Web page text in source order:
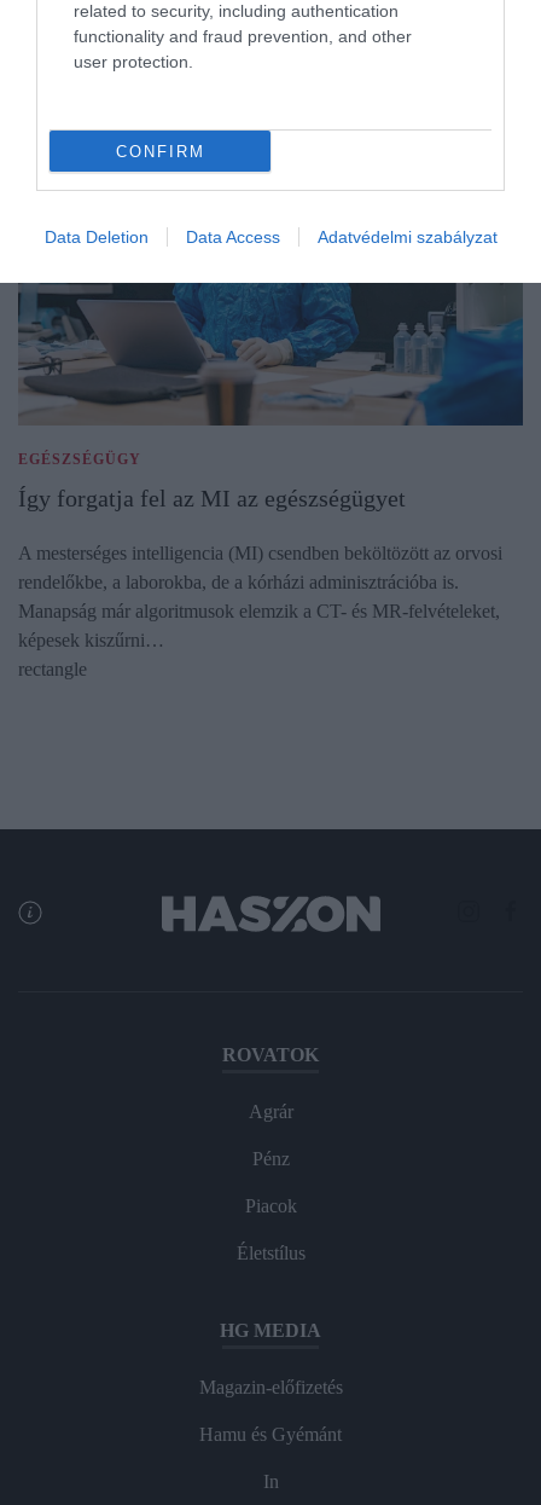
related to security, including authentication
functionality and fraud prevention, and other
user protection.
CONFIRM
Data Deletion Data Access Adatvédelmi szabályzat
EGÉSZSÉGÜGY
Így forgatja fel az MI az egészségügyet
A mesterséges intelligencia (MI) csendben beköltözött az orvosi
rendelőkbe, a laborokba, de a kórházi adminisztrációba is.
Manapság már algoritmusok elemzik a CT- és MR-felvételeket,
képesek kiszűrni…
rectangle
ROVATOK
Agrár
Pénz
Piacok
Életstílus
HG MEDIA
Magazin-előfizetés
Hamu és Gyémánt
In